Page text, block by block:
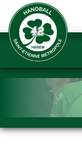
Panneau de gestion